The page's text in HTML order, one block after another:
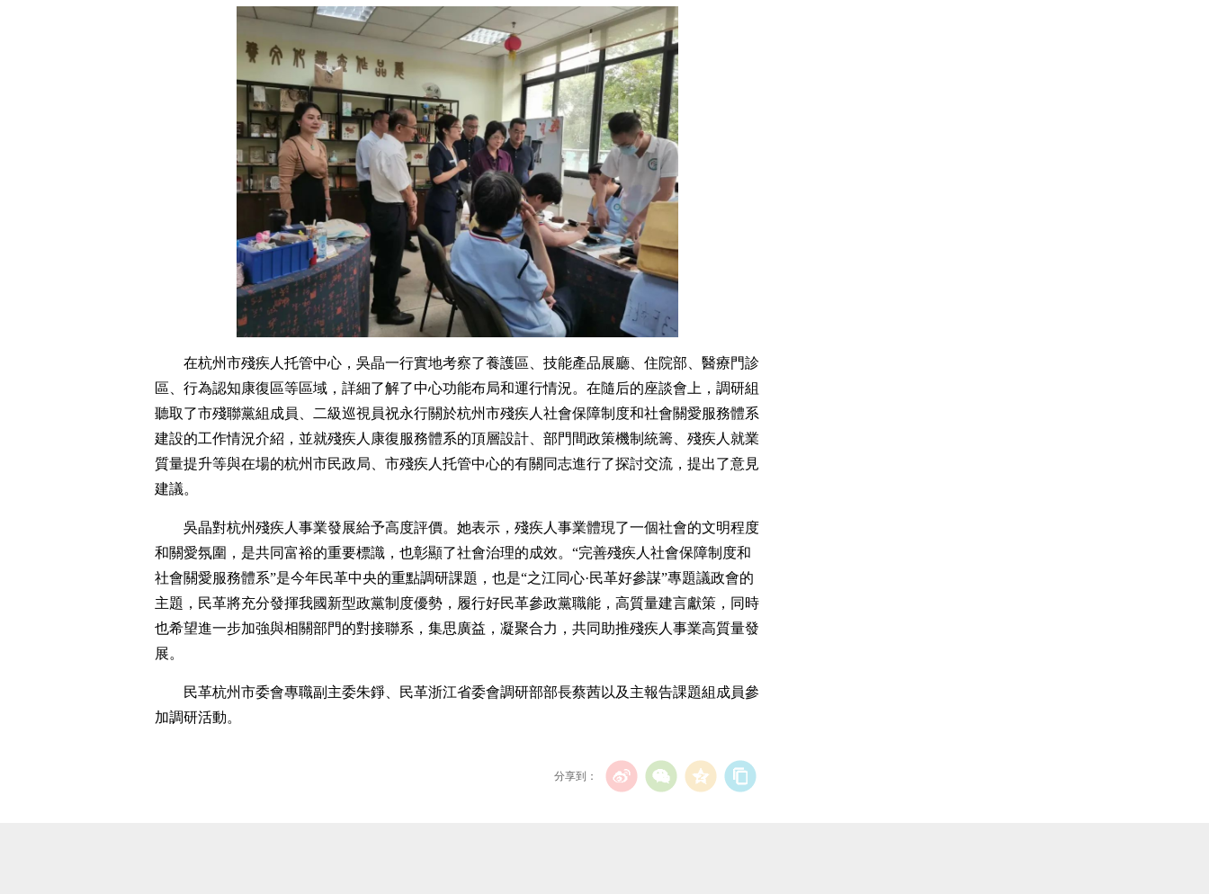
在杭州市殘疾人托管中心，吳晶一行實地考察了養護區、技能產品展廳、住院部、醫療門診
區、行為認知康復區等區域，詳細了解了中心功能布局和運行情況。在隨后的座談會上，調研組
聽取了市殘聯黨組成員、二級巡視員祝永行關於杭州市殘疾人社會保障制度和社會關愛服務體系
建設的工作情況介紹，並就殘疾人康復服務體系的頂層設計、部門間政策機制統籌、殘疾人就業
質量提升等與在場的杭州市民政局、市殘疾人托管中心的有關同志進行了探討交流，提出了意見
建議。
吳晶對杭州殘疾人事業發展給予高度評價。她表示，殘疾人事業體現了一個社會的文明程度
和關愛氛圍，是共同富裕的重要標識，也彰顯了社會治理的成效。“完善殘疾人社會保障制度和
社會關愛服務體系”是今年民革中央的重點調研課題，也是“之江同心·民革好參謀”專題議政會的
主題，民革將充分發揮我國新型政黨制度優勢，履行好民革參政黨職能，高質量建言獻策，同時
也希望進一步加強與相關部門的對接聯系，集思廣益，凝聚合力，共同助推殘疾人事業高質量發
展。
民革杭州市委會專職副主委朱錚、民革浙江省委會調研部部長蔡茜以及主報告課題組成員參
加調研活動。
分享到：